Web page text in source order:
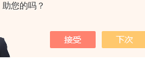
助您的吗？